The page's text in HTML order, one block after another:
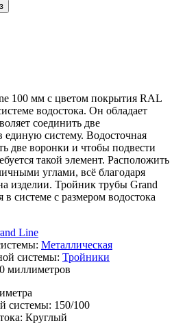
100 мм с цветом покрытия RAL
водостока. Он обладает
соединить две
систему. Водосточная
две воронки и чтобы подвести
такой элемент. Расположить
углами, всё благодаря
изделии. Тройник трубы Grand
системе с размером водостока
Line
Металлическая
системы: Тройники
миллиметров
системы: 150/100
Круглый